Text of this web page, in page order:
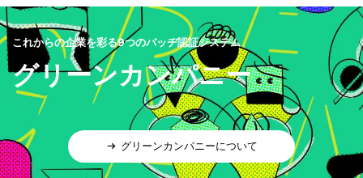
これからの企業を彩る9つのバッヂ認証システム
グリーンカンパニー
グリーンカンパニーについて